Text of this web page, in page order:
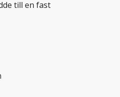
till en fast